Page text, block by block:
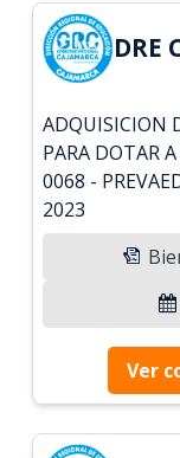
DRE
ADQUISICION
PARA DOTAR
0068 -
2023
Ver